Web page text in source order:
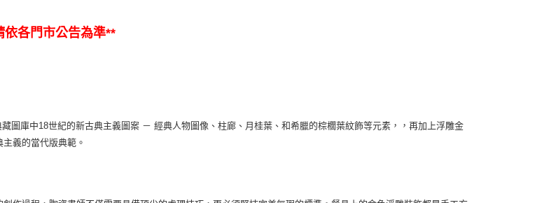
依各門市公告為準**
圖庫中18世紀的新古典主義圖案 － 經典人物圖像、柱廊、月桂葉、和希臘的棕櫚葉紋飾等元素，，再加上浮雕金
義的當代版典範。